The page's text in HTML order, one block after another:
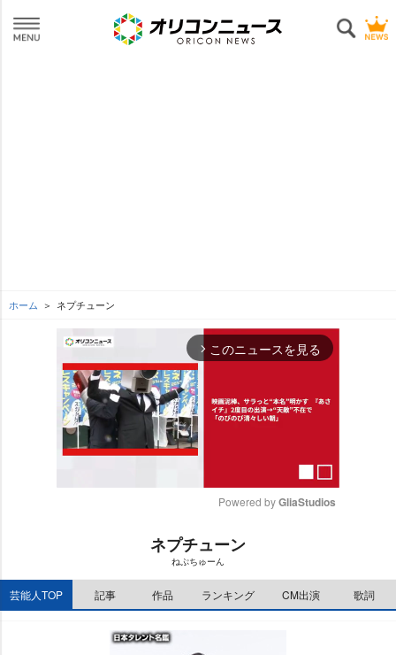
ホーム ネプチューン
arrow_forward_ios このニュースを見る
e
Powered by GliaStudios
ネプチューン
ねぷちゅーん
芸能人TOP 記事 作品 ランキング CM出演 歌詞